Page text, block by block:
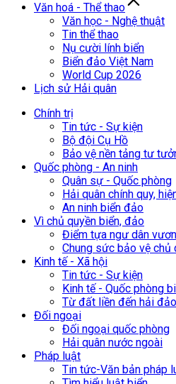
Văn hoá - Thể thao
Văn học - Nghệ thuật
Tin thể thao
Nụ cười lính biển
Biển đảo Việt Nam
World Cup 2026
Lịch sử Hải quân
Chính trị
Tin tức - Sự kiện
Bộ đội Cụ Hồ
Bảo vệ nền tảng tư
Quốc phòng - An ninh
Quân sự - Quốc phòng
Hải quân chính quy,
An ninh biển đảo
Vì chủ quyền biển, đảo
Điểm tựa ngư dân
Chung sức bảo vệ chủ
Kinh tế - Xã hội
Tin tức - Sự kiện
Kinh tế - Quốc phòng
Từ đất liền đến hải đảo
Đối ngoại
Đối ngoại quốc phòng
Hải quân nước ngoài
Pháp luật
Tin tức-Văn bản pháp